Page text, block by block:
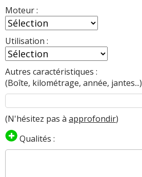
Moteur :
Utilisation :
Autres caractéristiques :
(Boîte, kilométrage, année, jantes...)
(N'hésitez pas à approfondir)
Qualités :